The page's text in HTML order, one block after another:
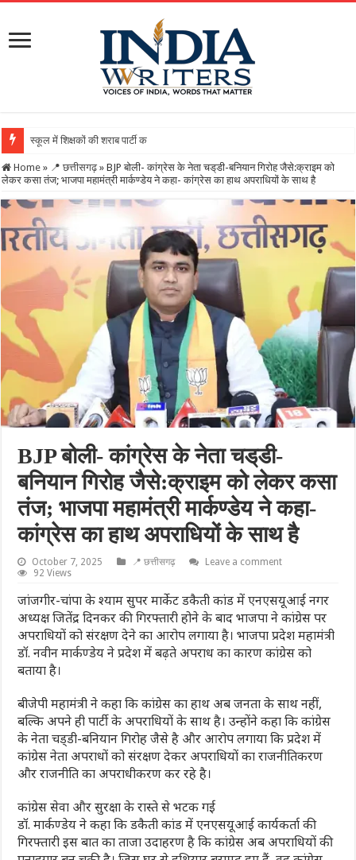
स्कूल में शिक्षकों की शराब पार्टी का वीडियो वायरल, DEO ने थमाया नोट
Home » 📍 छत्तीसगढ़ » BJP बोली- कांग्रेस के नेता चड्‌डी-बनियान गिरोह जैसे:क्राइम को
लेकर कसा तंज; भाजपा महामंत्री मार्कण्डेय ने कहा- कांग्रेस का हाथ अपराधियों के साथ है
BJP बोली- कांग्रेस के नेता चड्‌डी-
बनियान गिरोह जैसे:क्राइम को लेकर कसा
तंज; भाजपा महामंत्री मार्कण्डेय ने कहा-
कांग्रेस का हाथ अपराधियों के साथ है
October 7, 2025 📍 छत्तीसगढ़
Leave a comment
92 Views
जांजगीर-चांपा के श्याम सुपर मार्केट डकैती कांड में एनएसयूआई नगर
अध्यक्ष जितेंद्र दिनकर की गिरफ्तारी होने के बाद भाजपा ने कांग्रेस पर
अपराधियों को संरक्षण देने का आरोप लगाया है। भाजपा प्रदेश महामंत्री
डॉ. नवीन मार्कण्डेय ने प्रदेश में बढ़ते अपराध का कारण कांग्रेस को
बताया है।
बीजेपी महामंत्री ने कहा कि कांग्रेस का हाथ अब जनता के साथ नहीं,
बल्कि अपने ही पार्टी के अपराधियों के साथ है। उन्होंने कहा कि कांग्रेस
के नेता चड्‌डी-बनियान गिरोह जैसे है और आरोप लगाया कि प्रदेश में
कांग्रेस नेता अपराधों को संरक्षण देकर अपराधियों का राजनीतिकरण
और राजनीति का अपराधीकरण कर रहे है।
कांग्रेस सेवा और सुरक्षा के रास्ते से भटक गई
डॉ. मार्कण्डेय ने कहा कि डकैती कांड में एनएसयूआई कार्यकर्ता की
गिरफ्तारी इस बात का ताजा उदाहरण है कि कांग्रेस अब अपराधियों की